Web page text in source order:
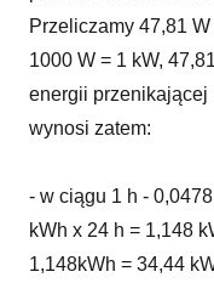
Przeliczamy 47,81
1000 W = 1 kW,
energii przenikającej
wynosi zatem:
- w ciągu 1 h -
kWh x 24 h = 1,148
1,148kWh = 34,44